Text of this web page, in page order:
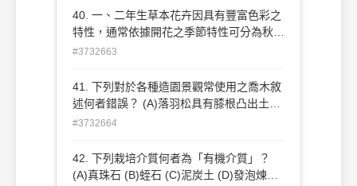
別，由左至右依序為何種肥份？(A)鉀-磷-
氮(B)磷- 氮-鉀(C)氮-鉀-磷(D)氮-磷-鉀。
40. 一、二年生草本花卉因具有豐富色彩之
特性，通常依據開花之季節特性可分為秋季
草花及夏季草花，下列何種花卉為夏季草
四季秋海棠 (D)五彩石竹 。
#3732663
41. 下列對於各種造園景觀常使用之喬木敘
述何者錯誤？ (A)落羽松具有膝根凸出土面
之特性 (B)火焰木因冬季葉片易轉紅而得名
之果莢不能完全成熟，因而不具種子 。
#3732664
42. 下列栽培介質何者為「有機介質」？
(A)真珠石 (B)蛭石 (C)泥炭土 (D)發泡煉石